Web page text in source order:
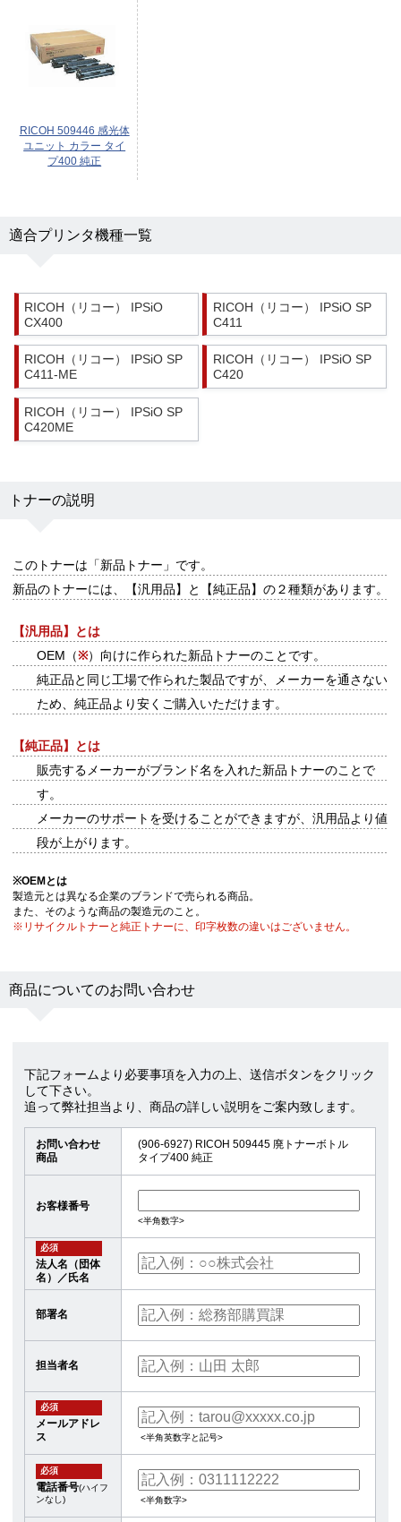
RICOH 509446 感光体
ユニット カラー タイ
プ400 純正
適合プリンタ機種一覧
RICOH（リコー） IPSiO
CX400
RICOH（リコー） IPSiO SP
C411
RICOH（リコー） IPSiO SP
C411-ME
RICOH（リコー） IPSiO SP
C420
RICOH（リコー） IPSiO SP
C420ME
トナーの説明
このトナーは 「新品トナー」 です。
新品のトナーには、【汎用品】と【純正品】の２種類があります。
【汎用品】とは
OEM（※）向けに作られた新品トナーのことです。
純正品と同じ工場で作られた製品ですが、メーカーを通さない
ため、純正品より安くご購入いただけます。
【純正品】とは
販売するメーカーがブランド名を入れた新品トナーのことで
す。
メーカーのサポートを受けることができますが、汎用品より値
段が上がります。
※OEMとは
製造元とは異なる企業のブランドで売られる商品。
また、そのような商品の製造元のこと。
※リサイクルトナーと純正トナーに、印字枚数の違いはございません。
商品についてのお問い合わせ
下記フォームより必要事項を入力の上、送信ボタンをクリック
して下さい。
追って弊社担当より、商品の詳しい説明をご案内致します。
お問い合わせ
商品
(906-6927) RICOH 509445 廃トナーボトル
タイプ400 純正
お客様番号
<半角数字>
必須
法人名（団体
名）／氏名
部署名
担当者名
必須
メールアドレ
ス
<半角英数字と記号>
必須
電話番号(ハイフ
ンなし)
<半角数字>